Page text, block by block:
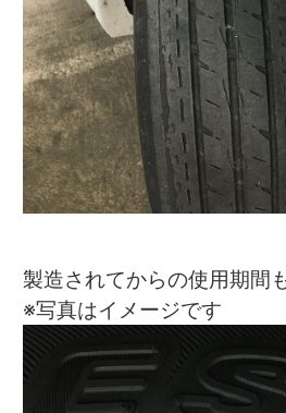
製造されてからの使用期間
※写真はイメージです